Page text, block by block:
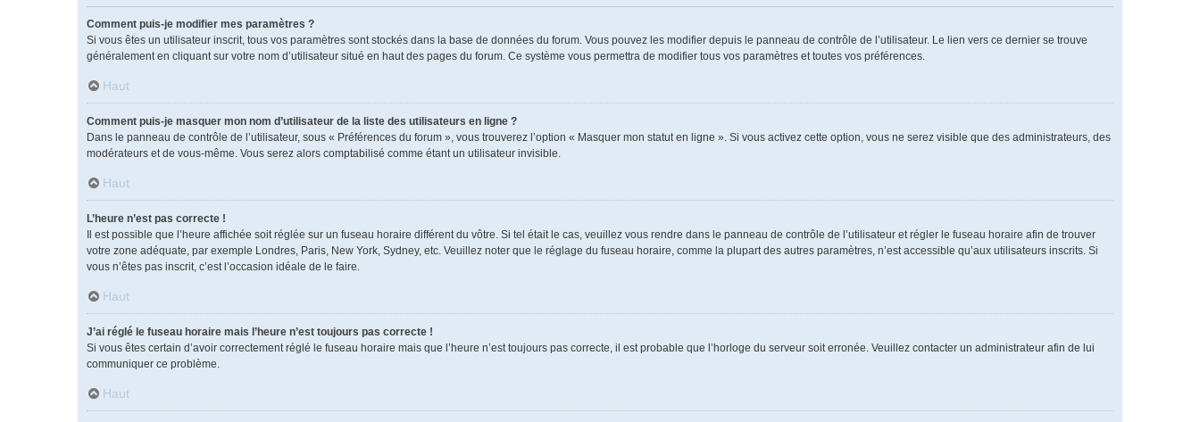
Comment puis-je modifier mes paramètres ?
Si vous êtes un utilisateur inscrit, tous vos paramètres sont stockés dans la base de données du forum. Vous pouvez les modifier depuis le panneau de contrôle de l’utilisateur. Le lien vers ce dernier se trouve
généralement en cliquant sur votre nom d’utilisateur situé en haut des pages du forum. Ce système vous permettra de modifier tous vos paramètres et toutes vos préférences.
Haut
Comment puis-je masquer mon nom d’utilisateur de la liste des utilisateurs en ligne ?
Dans le panneau de contrôle de l’utilisateur, sous « Préférences du forum », vous trouverez l’option « Masquer mon statut en ligne ». Si vous activez cette option, vous ne serez visible que des administrateurs, des
modérateurs et de vous-même. Vous serez alors comptabilisé comme étant un utilisateur invisible.
Haut
L’heure n’est pas correcte !
Il est possible que l’heure affichée soit réglée sur un fuseau horaire différent du vôtre. Si tel était le cas, veuillez vous rendre dans le panneau de contrôle de l’utilisateur et régler le fuseau horaire afin de trouver
votre zone adéquate, par exemple Londres, Paris, New York, Sydney, etc. Veuillez noter que le réglage du fuseau horaire, comme la plupart des autres paramètres, n’est accessible qu’aux utilisateurs inscrits. Si
vous n’êtes pas inscrit, c’est l’occasion idéale de le faire.
Haut
J’ai réglé le fuseau horaire mais l’heure n’est toujours pas correcte !
Si vous êtes certain d’avoir correctement réglé le fuseau horaire mais que l’heure n’est toujours pas correcte, il est probable que l’horloge du serveur soit erronée. Veuillez contacter un administrateur afin de lui
communiquer ce problème.
Haut